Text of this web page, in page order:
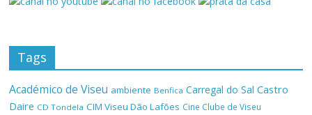
Tags
Académico de Viseu ambiente Benfica Carregal do Sal Castro
Daire CD Tondela CIM Viseu Dão Lafões Cine Clube de Viseu